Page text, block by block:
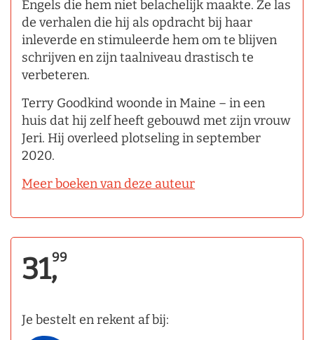
Engels die hem niet belachelijk maakte. Ze las
de verhalen die hij als opdracht bij haar
inleverde en stimuleerde hem om te blijven
schrijven en zijn taalniveau drastisch te
verbeteren.
Terry Goodkind woonde in Maine – in een
huis dat hij zelf heeft gebouwd met zijn vrouw
Jeri. Hij overleed plotseling in september
2020.
Meer boeken van deze auteur
31,99
Je bestelt en rekent af bij: